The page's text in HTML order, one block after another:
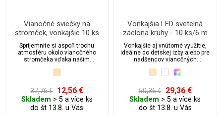
Vianočné sviečky na
stromček, vonkajšie 10 ks
Spríjemnite si aspoň trochu
atmosféru okolo vianočného
stromčeka vďaka našim
37,76 € 12,56 €
Skladem > 5 a více ks
do št 13.8. u Vás
Vonkajšia LED svetelná
záclona kruhy - 10 ks/6 m
Vonkajšie aj vnútorné využitie,
ideálne do detskej izby alebo pre
nadšencov vianočných
50,36 € 29,36 €
Skladem > 5 a více ks
do št 13.8. u Vás